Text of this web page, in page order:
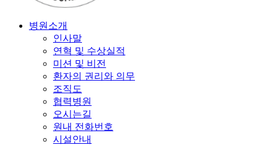
병원소개
인사말
연혁 및 수상실적
미션 및 비전
환자의 권리와 의무
조직도
협력병원
오시는길
원내 전화번호
시설안내